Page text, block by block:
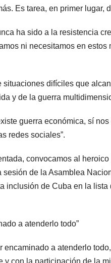
Es tarea, en primer lugar,
ha sido a la resistencia
ni necesitamos en estos
difíciles que
y de la guerra
guerra económica, sí
redes sociales”.
convocamos al
de la Asamblea
inclusión de Cuba en la lista
a atenderlo todo”
a atenderlo